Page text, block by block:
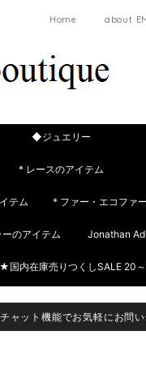
Home about
◆ジュエリー
* レースのアイテム
テム * ファー・エコファ
のアイテム Jonathan
★国内在庫売りつくしSALE 20
ャット機能でお気軽にお問